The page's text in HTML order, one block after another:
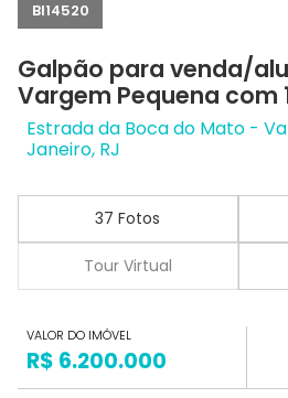
BI14520
Galpão para venda/
Vargem Pequena com
Estrada da Boca do Mato -
Janeiro, RJ
37 Fotos
Tour Virtual
VALOR DO IMÓVEL
R$ 6.200.000